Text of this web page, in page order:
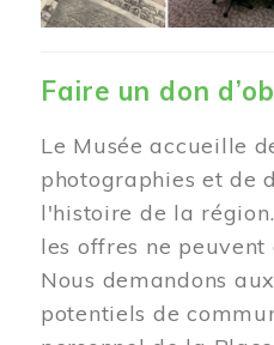
Faire un don
Le Musée accueille
photographies et de
l'histoire de la
les offres ne peuvent
Nous demandons
potentiels de